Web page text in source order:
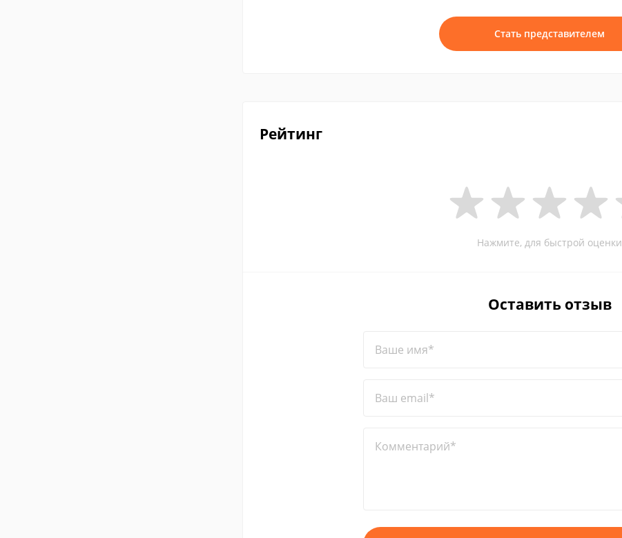
Стать представителем
Рейтинг
Нажмите, для быстрой оценки
Оставить отзыв
Ваше имя*
Ваш email*
Комментарий*